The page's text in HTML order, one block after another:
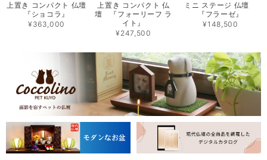
上置き コンパクト 仏壇
『ショコラ』
¥363,000
上置き コンパクト 仏
壇 『フォーリーフ ラ
イト』
¥247,500
ミニ ステージ 仏壇
『フラーゼ』
¥148,500